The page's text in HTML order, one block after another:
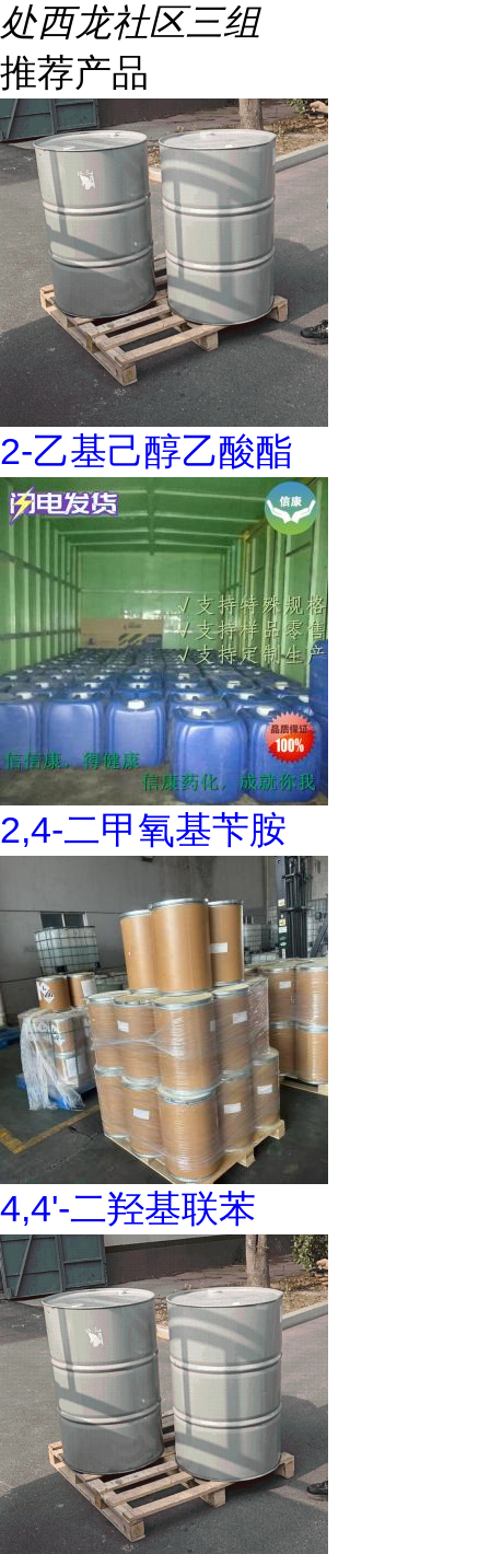
处西龙社区三组
推荐产品
2-乙基己醇乙酸酯
2,4-二甲氧基苄胺
4,4'-二羟基联苯